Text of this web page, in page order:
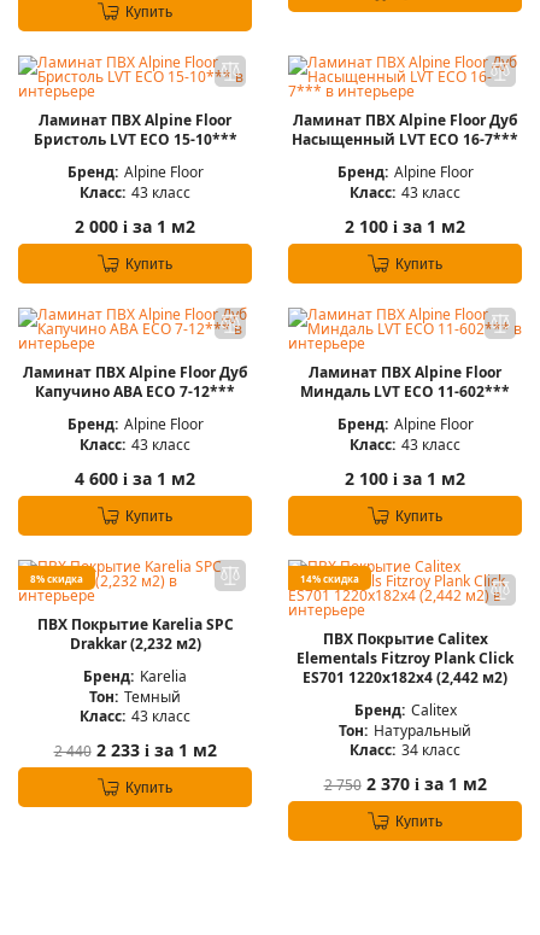
Купить
Ламинат ПВХ Alpine Floor
Бристоль LVT ЕСО 15-10***
Бренд: Alpine Floor
Класс: 43 класс
2 000 i за 1 м2
Купить
Ламинат ПВХ Alpine Floor Дуб
Насыщенный LVT ЕСО 16-7***
Бренд: Alpine Floor
Класс: 43 класс
2 100 i за 1 м2
Купить
Ламинат ПВХ Alpine Floor Дуб
Капучино ABA ЕСО 7-12***
Бренд: Alpine Floor
Класс: 43 класс
4 600 i за 1 м2
Купить
Ламинат ПВХ Alpine Floor
Миндаль LVT ECO 11-602***
Бренд: Alpine Floor
Класс: 43 класс
2 100 i за 1 м2
Купить
8% скидка
ПВХ Покрытие Karelia SPC
Drakkar (2,232 м2)
Бренд: Karelia
Тон: Темный
Класс: 43 класс
2 440 2 233 iза 1 м2
Купить
14% скидка
ПВХ Покрытие Calitex
Elementals Fitzroy Plank Click
ES701 1220x182x4 (2,442 м2)
Бренд: Calitex
Тон: Натуральный
Класс: 34 класс
2 750 2 370 iза 1 м2
Купить